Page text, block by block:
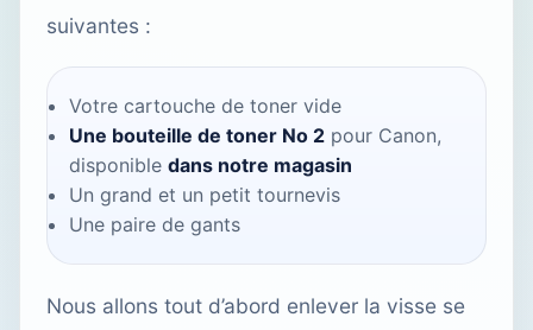
suivantes :
Votre cartouche de toner vide
Une bouteille de toner No 2 pour Canon,
disponible dans notre magasin
Un grand et un petit tournevis
Une paire de gants
Nous allons tout d’abord enlever la visse se